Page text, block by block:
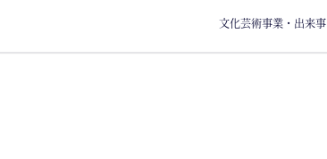
文化芸術事業・出来事